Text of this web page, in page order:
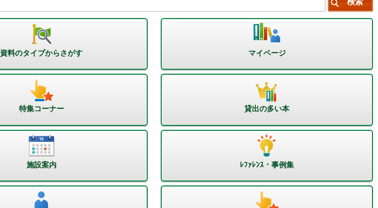
資料のタイプからさがす マイページ
特集コーナー 貸出の多い本
施設案内 ﾚﾌｧﾚﾝｽ・事例集